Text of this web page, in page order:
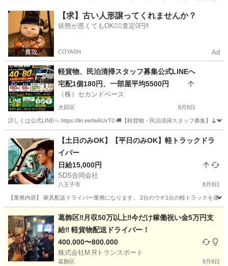
東京 大田区 ドライバー Amazon
【求】古い人形譲ってくれませんか？
状態が悪くてもOK🙆‍♀️査定0円‼️
COYASH Ad
軽貨物、民泊清掃スタッフ募集公式LINEへ
宅配1個180円、一部屋平均5500円
（株）セカンドベース
大田区 8月8日
詳しくは公式LINEへ https://lin.ee/tw6UvT0 🚚【軽貨物・民泊清掃スタッフ募集】🧹 “
ドライバー スタッフ
【土日のみOK】【平日のみOK】軽トラックドラ
イバー
日給15,000円
SDS合同会社
八王子市 8月8日
【業務内容】 家具配送ドライバー業務になります。 2台のウチ1台の軽トラックを運
ドライバー 軽トラック
葛飾区‼️月収50万以上‼️今だけ稼働祝い金5万円支
給‼️ 軽貨物配送ドライバー！
400.000〜800.000
株式会社M.Rトランスポート
葛飾区 8月8日